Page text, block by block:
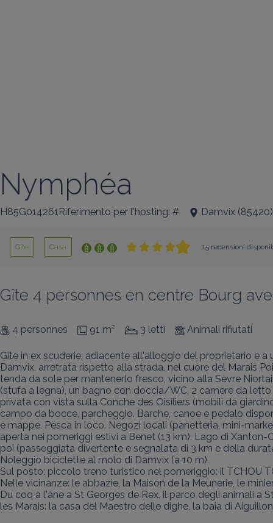
Nymphéa
H85G014261Riferimento per l'hosting: # Damvix (85420)
Gîte Casa 15 recensioni
Gîte 4 personnes en centre Bourg
4 personnes 91 m² 3 letti Animali rifiutati
Gîte in ex scuderie, adiacente all'alloggio del proprietario e
Damvix, arretrata rispetto alla strada, nel cuore del Marais
tenda da sole per mantenerlo fresco, vicino alla Sèvre
(stufa a legna), un bagno con doccia/WC, 2 camere da
privata con vista sulla Conche des Oisiliers (mobili da
campo da bocce, parcheggio. Barche, canoe e pedalò
e mappe. Pesca in loco. Negozi locali (panetteria, mini-
aperta nei pomeriggi estivi a Benet (13 km). Lago di
poi (passeggiata divertente e segnalata di 3 km e della
Noleggio biciclette al molo di Damvix (a 10 m).
Sul posto: piccolo treno turistico nel pomeriggio: il TCHOU
Nelle vicinanze: le abbazie, la Maison de la Meunerie, le
Du coq à l'âne a St Georges de Rex, il parco degli animali a
les Marais: la casa del Maestro delle dighe, la baia di